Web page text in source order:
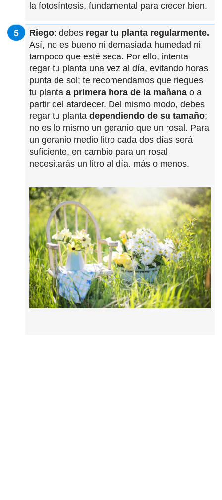
la fotosíntesis, fundamental para crecer bien.
Riego: debes regar tu planta regularmente.
Así, no es bueno ni demasiada humedad ni
tampoco que esté seca. Por ello, intenta
regar tu planta una vez al día, evitando horas
punta de sol; te recomendamos que riegues
tu planta a primera hora de la mañana o a
partir del atardecer. Del mismo modo, debes
regar tu planta dependiendo de su tamaño;
no es lo mismo un geranio que un rosal. Para
un geranio medio litro cada dos días será
suficiente, en cambio para un rosal
necesitarás un litro al día, más o menos.